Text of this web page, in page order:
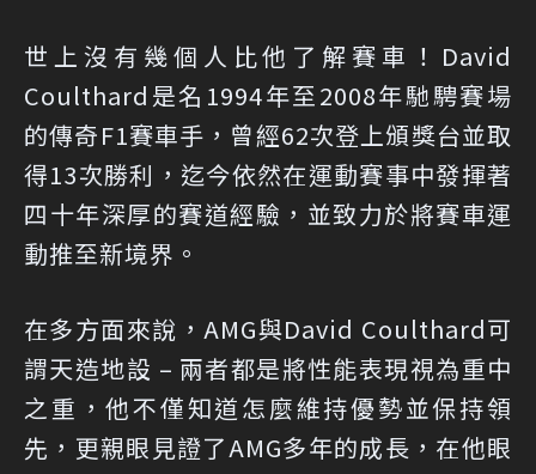
世上沒有幾個人比他了解賽車！David
Coulthard是名1994年至2008年馳騁賽場
的傳奇F1賽車手，曾經62次登上頒獎台並取
得13次勝利，迄今依然在運動賽事中發揮著
四十年深厚的賽道經驗，並致力於將賽車運
動推至新境界。
在多方面來說，AMG與David Coulthard可
謂天造地設 – 兩者都是將性能表現視為重中
之重，他不僅知道怎麼維持優勢並保持領
先，更親眼見證了AMG多年的成長，在他眼